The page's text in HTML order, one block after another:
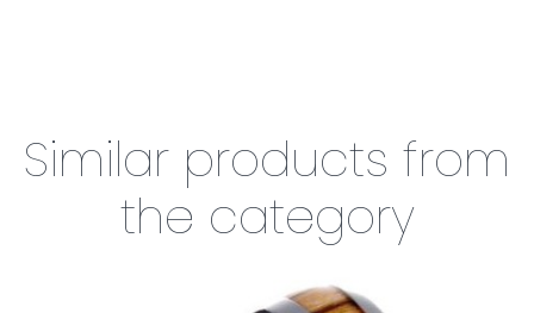
Similar products from
the category